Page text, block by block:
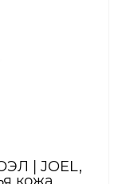
| JOEL,
кожа,